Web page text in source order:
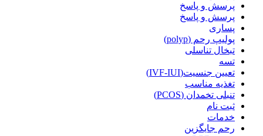
پرسش و پاسخ
پرسش و پاسخ
پساری
پولیپ رحم (polyp)
تبخال تناسلی
تسه
تعیین جنسیت(IVF-IUI)
تغذیه مناسب
تنبلی تخمدان (PCOS)
ثبت نام
خدمات
رحم جایگزین